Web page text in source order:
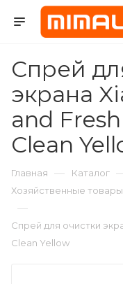
Спрей
экрана
and
Clean
Главная — Каталог
Хозяйственные товары
—
Спрей для очистки
Clean Yellow